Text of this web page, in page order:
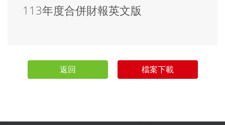
113年度合併財報英文版
返回 檔案下載